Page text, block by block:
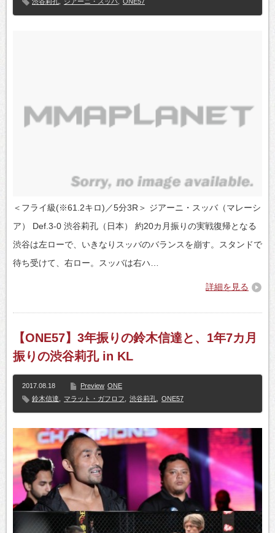
＜フライ級(※61.2キロ)／5分3R＞ ジアーニ・スッバ（マレーシ
ア） Def.3-0 渋谷莉孔（日本） 約20カ月振りの実戦復帰となる
渋谷は左ローで、いきなりスッバのバランスを崩す。スタンドで
待ち受けて、右ロー。スッバは右ハ…
詳細を見る
【ONE57】3年振りの鈴木信達と、1年7カ月
振りの渋谷莉孔 in KL
2017.08.18 Preview ONE
鈴木信達
マラット・ガフロフ 渋谷莉孔 ONE57